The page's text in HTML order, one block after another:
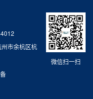
微信扫一扫
市余杭区杭